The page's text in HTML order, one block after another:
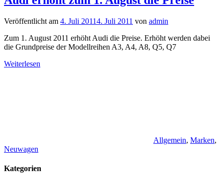
Veröffentlicht am 4. Juli 20114. Juli 2011 von admin
Zum 1. August 2011 erhöht Audi die Preise. Erhöht werden dabei
die Grundpreise der Modellreihen A3, A4, A8, Q5, Q7
Weiterlesen
Allgemein, Marken,
Neuwagen
Kategorien